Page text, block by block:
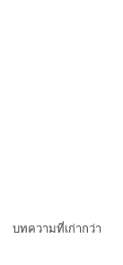
บทความที่เก่ากว่า